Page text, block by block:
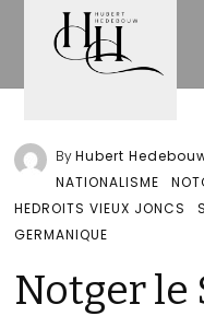
ByHubert
NATIONALISME
HEDROITS VIEUX JONCS
GERMANIQUE
Notger le